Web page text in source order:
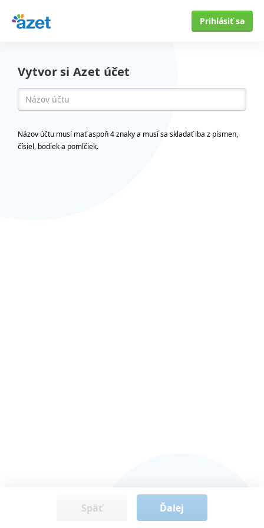
Prihlásiť sa
Vytvor si Azet účet
Názov účtu musí mať aspoň 4 znaky a musí sa skladať iba z písmen,
čísiel, bodiek a pomlčiek.